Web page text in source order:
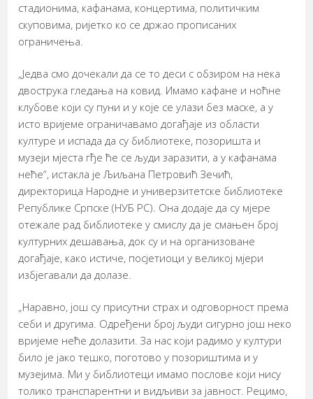
стадионима, кафанама, концертима, политичким
скуповима, ријетко ко се држао прописаних
ограничења.
„Једва смо дочекали да се то деси с обзиром на нека
двострука гледања на ковид. Имамо кафане и ноћне
клубове који су пуни и у које се улази без маске, а у
исто вријеме ограничавамо догађаје из области
културе и испада да су библиотеке, позоришта и
музеји мјеста гђе ће се људи заразити, а у кафанама
неће“, истакла је Љиљана Петровић Зечић,
директорица Народне и универзитетске библиотеке
Републике Српске (НУБ РС). Она додаје да су мјере
отежале рад библиотеке у смислу да је смањен број
културних дешавања, док су и на организоване
догађаје, како истиче, посјетиоци у великој мјери
избјегавали да долазе.
„Наравно, још су присутни страх и одговорност према
себи и другима. Одређени број људи сигурно још неко
вријеме неће долазити. За нас који радимо у култури
било је јако тешко, поготово у позориштима и у
музејима. Ми у библиотеци имамо послове који нису
толико транспарентни и видљиви за јавност. Рецимо,